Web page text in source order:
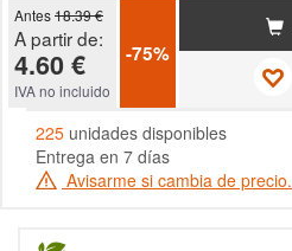
Antes18.39 €
A partir de:
4.60 €
IVA no incluido
-75%
225 unidades disponibles
Entrega en 7 días
Avisarme si cambia de precio.